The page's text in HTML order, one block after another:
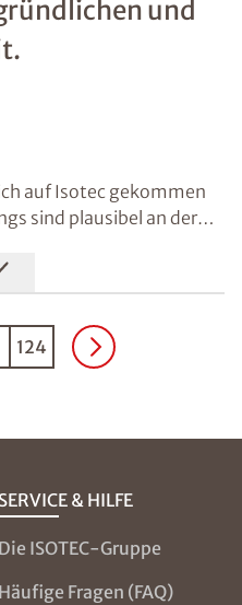
und
auf Isotec gekommen
sind plausibel an der
offenkundig war.
124
SERVICE & HILFE
Die ISOTEC-Gruppe
Häufige Fragen (FAQ)